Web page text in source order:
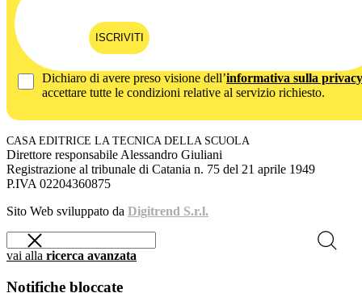
ISCRIVITI
Dichiaro di avere preso visione dell’informativa sulla privacy
accettare tutte le condizioni relative al servizio richiesto.
CASA EDITRICE LA TECNICA DELLA SCUOLA
Direttore responsabile Alessandro Giuliani
Registrazione al tribunale di Catania n. 75 del 21 aprile 1949
P.IVA 02204360875
Sito Web sviluppato da Digitrend S.r.l.
vai alla ricerca avanzata
Notifiche bloccate